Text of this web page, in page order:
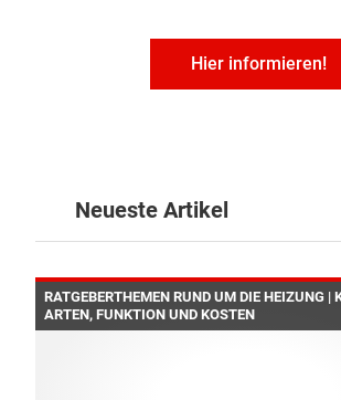
Hier informieren!
Neueste Artikel
RATGEBERTHEMEN RUND UM DIE HEIZUNG |
ARTEN, FUNKTION UND KOSTEN